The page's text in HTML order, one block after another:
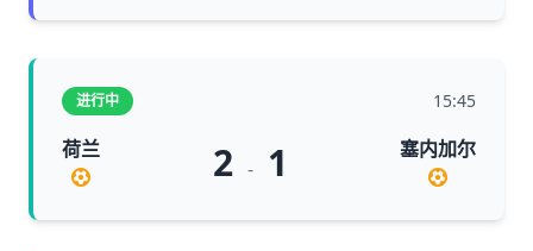
进行中 15:45
荷兰 2 - 1 塞内加尔